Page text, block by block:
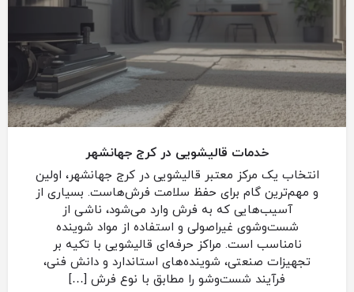
خدمات قالیشویی در کرج جهانشهر
انتخاب یک مرکز معتبر قالیشویی در کرج جهانشهر، اولین
و مهم‌ترین گام برای حفظ سلامت فرش‌هاست. بسیاری از
آسیب‌هایی که به فرش وارد می‌شود، ناشی از
شست‌وشوی غیراصولی و استفاده از مواد شوینده
نامناسب است. مراکز حرفه‌ای قالیشویی با تکیه بر
تجهیزات صنعتی، شوینده‌های استاندارد و دانش فنی،
فرآیند شست‌وشو را مطابق با نوع فرش […]